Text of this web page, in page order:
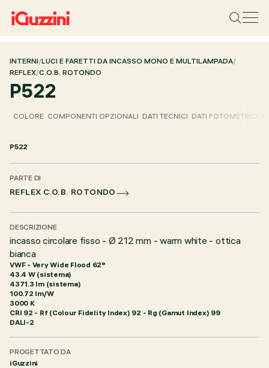
INTERNI/LUCI E FARETTI DA INCASSO MONO E MULTILAMPADA/
REFLEX/C.O.B. ROTONDO
P522
COLORE COMPONENTI OPZIONALI DATI TECNICI DATI FOTOMETRICI
P522
PARTE DI
REFLEX C.O.B. ROTONDO
DESCRIZIONE
incasso circolare fisso - Ø 212 mm - warm white - ottica
bianca
VWF - Very Wide Flood 62°
43.4 W (sistema)
4371.3 lm (sistema)
100.72 lm/W
3000 K
CRI 92 - Rf (Colour Fidelity Index) 92 - Rg (Gamut Index) 99
DALI-2
PROGETTATO DA
iGuzzini